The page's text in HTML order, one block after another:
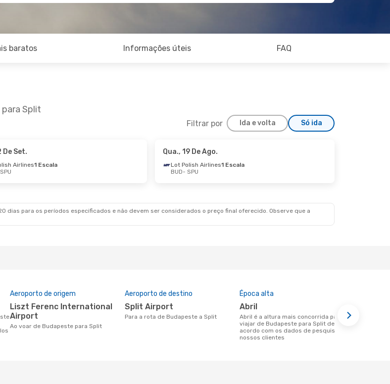
baratos Informações úteis FAQ
Split
Filtrar por Ida e volta Só ida
De Set.
Airlines1 Escala
Qua., 19 De Ago.
Lot Polish Airlines1 Escala
BUD- SPU
dias para os períodos especificados e não devem ser considerados o preço final oferecido. Observe que a
Aeroporto de origem
Liszt Ferenc International
Airport
Ao voar de Budapeste para Split
Aeroporto de destino
Split Airport
Para a rota de Budapeste a Split
Época alta
abril
abril é a altura mais concorrida para
viajar de Budapeste para Split de
acordo com os dados de pesquisa dos
nossos clientes